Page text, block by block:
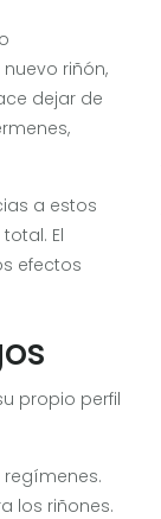
riñón,
dejar de
a estos
El
efectos
propio perfil
los riñones.